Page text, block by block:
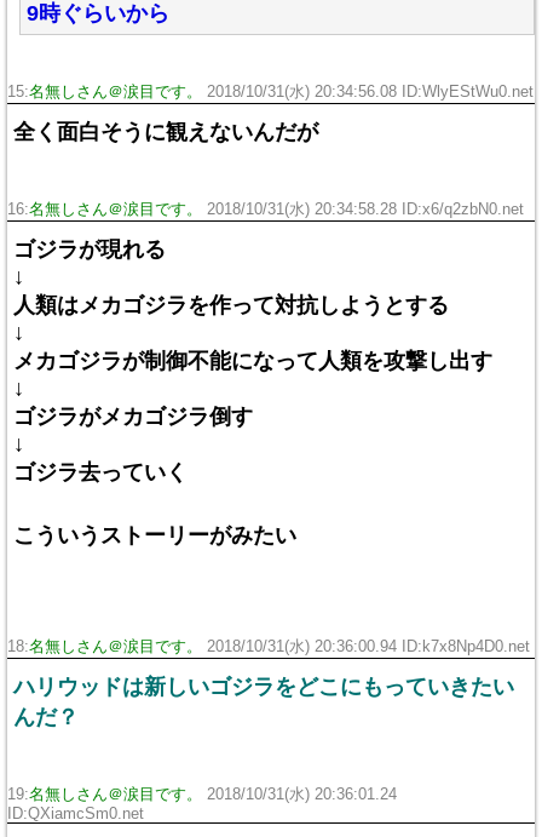
9時ぐらいから
15:名無しさん＠涙目です。 2018/10/31(水) 20:34:56.08 ID:WlyEStWu0.net
全く面白そうに観えないんだが
16:名無しさん＠涙目です。 2018/10/31(水) 20:34:58.28 ID:x6/q2zbN0.net
ゴジラが現れる
↓
人類はメカゴジラを作って対抗しようとする
↓
メカゴジラが制御不能になって人類を攻撃し出す
↓
ゴジラがメカゴジラ倒す
↓
ゴジラ去っていく
こういうストーリーがみたい
18:名無しさん＠涙目です。 2018/10/31(水) 20:36:00.94 ID:k7x8Np4D0.net
ハリウッドは新しいゴジラをどこにもっていきたい
んだ？
19:名無しさん＠涙目です。
2018/10/31(水) 20:36:01.24
ID:QXiamcSm0.net